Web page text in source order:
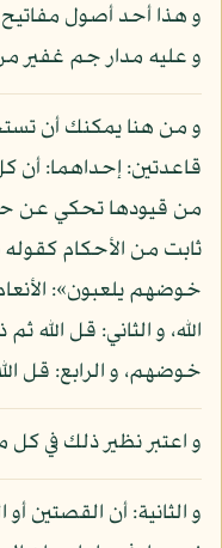
و هذا أحد أصول مفاتيح
و عليه مدار جم غفير
و من هنا يمكنك أن
قاعدتين: إحداهما:
من قيودها تحكي عن
ثابت من الأحكام كقوله
الله، و الثاني: قل الله
خوضهم، و الرابع: قل
و اعتبر نظير ذلك في كل
و الثانية: أن القصتين